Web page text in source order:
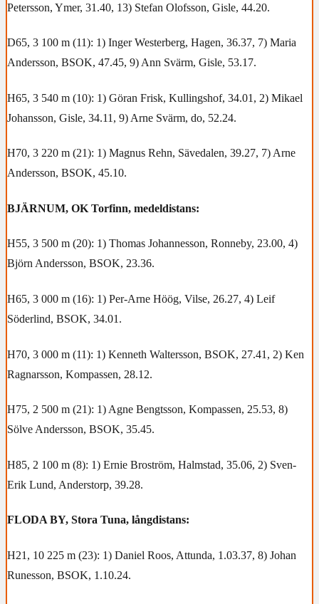
Petersson, Ymer, 31.40, 13) Stefan Olofsson, Gisle, 44.20.
D65, 3 100 m (11): 1) Inger Westerberg, Hagen, 36.37, 7) Maria
Andersson, BSOK, 47.45, 9) Ann Svärm, Gisle, 53.17.
H65, 3 540 m (10): 1) Göran Frisk, Kullingshof, 34.01, 2) Mikael
Johansson, Gisle, 34.11, 9) Arne Svärm, do, 52.24.
H70, 3 220 m (21): 1) Magnus Rehn, Sävedalen, 39.27, 7) Arne
Andersson, BSOK, 45.10.
BJÄRNUM, OK Torfinn, medeldistans:
H55, 3 500 m (20): 1) Thomas Johannesson, Ronneby, 23.00, 4)
Björn Andersson, BSOK, 23.36.
H65, 3 000 m (16): 1) Per-Arne Höög, Vilse, 26.27, 4) Leif
Söderlind, BSOK, 34.01.
H70, 3 000 m (11): 1) Kenneth Waltersson, BSOK, 27.41, 2) Ken
Ragnarsson, Kompassen, 28.12.
H75, 2 500 m (21): 1) Agne Bengtsson, Kompassen, 25.53, 8)
Sölve Andersson, BSOK, 35.45.
H85, 2 100 m (8): 1) Ernie Broström, Halmstad, 35.06, 2) Sven-
Erik Lund, Anderstorp, 39.28.
FLODA BY, Stora Tuna, långdistans:
H21, 10 225 m (23): 1) Daniel Roos, Attunda, 1.03.37, 8) Johan
Runesson, BSOK, 1.10.24.